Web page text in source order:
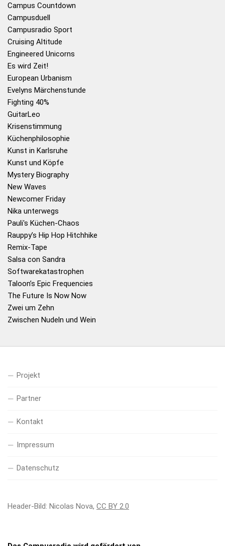
Campus Countdown
Campusduell
Campusradio Sport
Cruising Altitude
Engineered Unicorns
Es wird Zeit!
European Urbanism
Evelyns Märchenstunde
Fighting 40%
GuitarLeo
Krisenstimmung
Küchenphilosophie
Kunst in Karlsruhe
Kunst und Köpfe
Mystery Biography
New Waves
Newcomer Friday
Nika unterwegs
Pauli's Küchen-Chaos
Rauppy’s Hip Hop Hitchhike
Remix-Tape
Salsa con Sandra
Softwarekatastrophen
Taloon’s Epic Frequencies
The Future Is Now Now
Zwei um Zehn
Zwischen Nudeln und Wein
Projekt
Partner
Kontakt
Impressum
Datenschutz
Header-Bild: Nicolas Nova, CC BY 2.0